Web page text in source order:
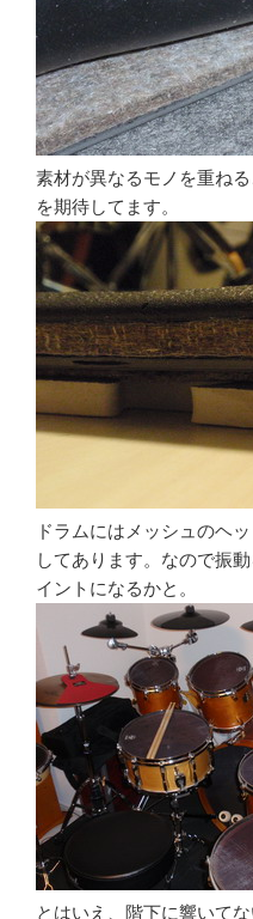
素材が異なるモノを重ね
を期待してます。
ドラムにはメッシュのヘ
してあります。なので振
イントになるかと。
とはいえ、階下に響いて